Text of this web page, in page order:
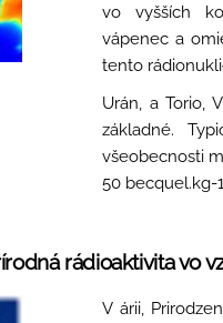
vo vyšších
vápenec a
tento
Urán, a Torio,
základné.
všeobecnosti
50 becquel.kg-
rádioaktivita vo
V árii,